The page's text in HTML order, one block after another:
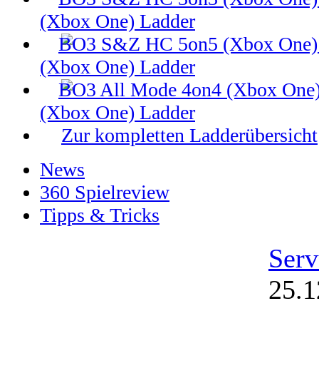
(Xbox One) Ladder
(Xbox One) Ladder
(Xbox One) Ladder
Zur kompletten Ladderübersicht
News
360 Spielreview
Tipps & Tricks